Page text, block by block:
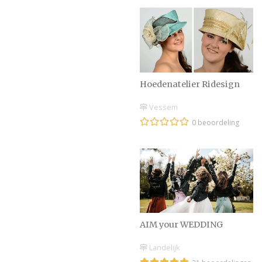
Hoedenatelier Ridesign
Vessem
0 beoordeling
AIM your WEDDING
Landelijk